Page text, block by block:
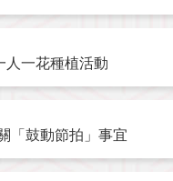
人一花種植活動
「鼓動節拍」事宜